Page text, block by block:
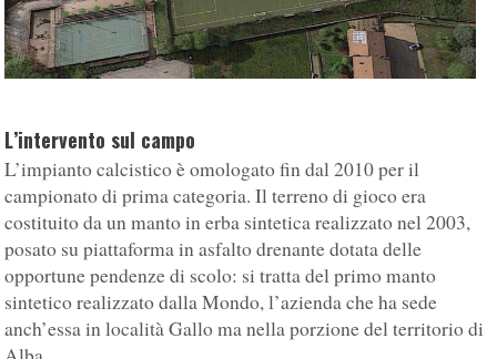
L’intervento sul campo
L’impianto calcistico è omologato fin dal 2010 per il
campionato di prima categoria. Il terreno di gioco era
costituito da un manto in erba sintetica realizzato nel 2003,
posato su piattaforma in asfalto drenante dotata delle
opportune pendenze di scolo: si tratta del primo manto
sintetico realizzato dalla Mondo, l’azienda che ha sede
anch’essa in località Gallo ma nella porzione del territorio di